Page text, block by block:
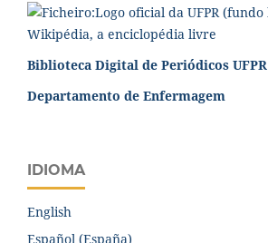
Biblioteca Digital de Periódicos UFPR
Departamento de Enfermagem
IDIOMA
English
Español (España)